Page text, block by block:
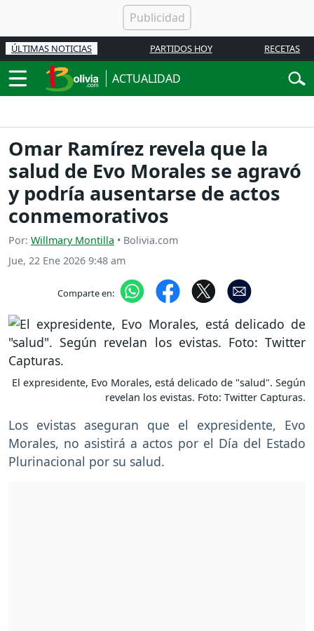
ÚLTIMAS NOTICIAS PARTIDOS HOY RECETAS
ACTUALIDAD
Omar Ramírez revela que la
salud de Evo Morales se agravó
y podría ausentarse de actos
conmemorativos
Por: Willmary Montilla • Bolivia.com
Jue, 22 Ene 2026 9:48 am
Comparte en:
El expresidente, Evo Morales, está delicado de "salud". Según
revelan los evistas. Foto: Twitter Capturas.
Los evistas aseguran que el expresidente, Evo
Morales, no asistirá a actos por el Día del Estado
Plurinacional por su salud.